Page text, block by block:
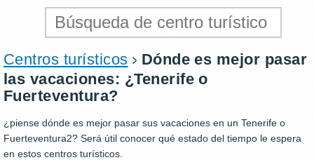
Centros turísticos
Dónde es mejor pasar
las vacaciones: ¿Tenerife o
Fuerteventura?
¿piense dónde es mejor pasar sus vacaciones en un Tenerife o
Fuerteventura2? Será útil conocer qué estado del tiempo le espera
en estos centros turísticos.